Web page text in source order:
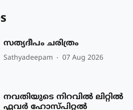
സത്യദീപം ചരിത്രം
Sathyadeepam 07 Aug 2026
നവതിയുടെ നിറവിൽ ലിറ്റിൽ
ഫ്ലവർ ഹോസ്പിറ്റൽ